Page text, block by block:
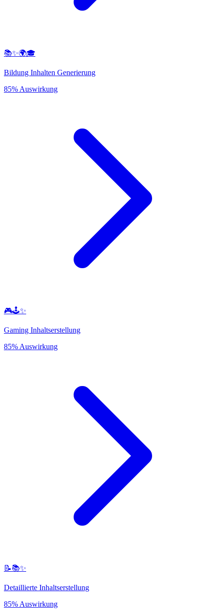
📚✨🌍🎓
Bildung Inhalten Generierung
85% Auswirkung
🎮🕹️✨
Gaming Inhaltserstellung
85% Auswirkung
📝📚✨
Detaillierte Inhaltserstellung
85% Auswirkung